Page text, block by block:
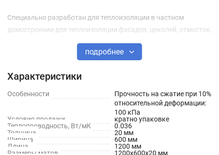
Специально разработан для теплоизоляции в частном
домостроении для теплоизоляции фасадов, цоколей, отмосток,
балконов, лоджий, полов (в том числе «теплых полов»),
перегородок, внутреннего утепления стен. А также для
частей фундамента и полов по грунту.
Преимущества
Высокое теплосбережение
Высокая прочность
Устойчив к влаге
Простой монтаж
подробнее
Характеристики
Особенности
Прочность на сжатие при 10%
относительной деформации:
100 кПа
Условия продажи
кратно упаковке
Теплопроводность, Вт/мК
0.036
Толщина
20 мм
Ширина
600 мм
Длина
1200 мм
Размеры матов
1200х600х20 мм